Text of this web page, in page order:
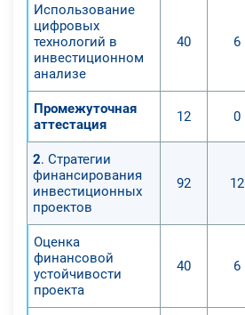
Использование
цифровых
технологий в
инвестиционном
анализе
40 6
Промежуточная
аттестация
12 0
2. Стратегии
финансирования
инвестиционных
проектов
92 12
Оценка
финансовой
устойчивости
проекта
40 6